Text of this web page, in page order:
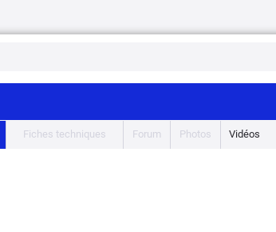
Fiches techniques Forum Photos Vidéos